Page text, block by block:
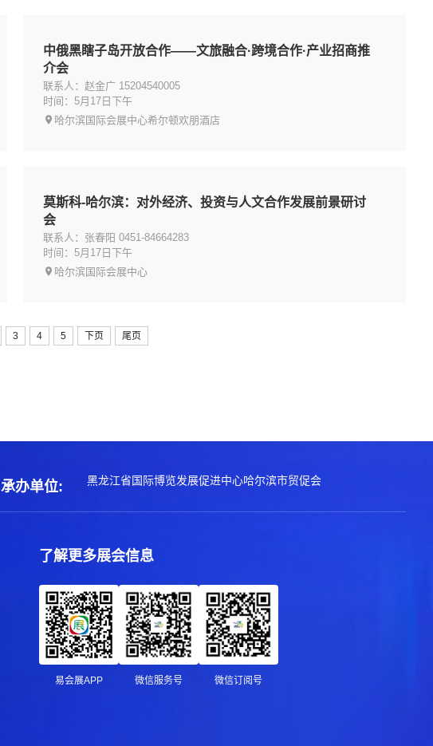
中俄黑瞎子岛开放合作——文旅融合·跨境合作·产业招商推
介会
联系人：赵金广 15204540005
时间：5月17日下午
哈尔滨国际会展中心希尔顿欢朋酒店
莫斯科-哈尔滨：对外经济、投资与人文合作发展前景研讨
会
联系人：张春阳 0451-84664283
时间：5月17日下午
哈尔滨国际会展中心
3 4 5 下页 尾页
承办单位: 黑龙江省国际博览发展促进中心哈尔滨市贸促会
了解更多展会信息
易会展APP 微信服务号 微信订阅号